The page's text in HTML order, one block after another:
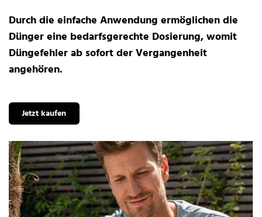
Durch die einfache Anwendung ermöglichen die
Dünger eine bedarfsgerechte Dosierung, womit
Düngefehler ab sofort der Vergangenheit
angehören.
Jetzt kaufen